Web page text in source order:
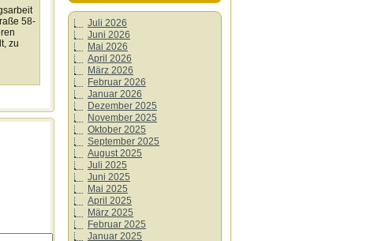
58-
zu
Juli 2026
Juni 2026
Mai 2026
April 2026
März 2026
Februar 2026
Januar 2026
Dezember 2025
November 2025
Oktober 2025
September 2025
August 2025
Juli 2025
Juni 2025
Mai 2025
April 2025
März 2025
Februar 2025
Januar 2025